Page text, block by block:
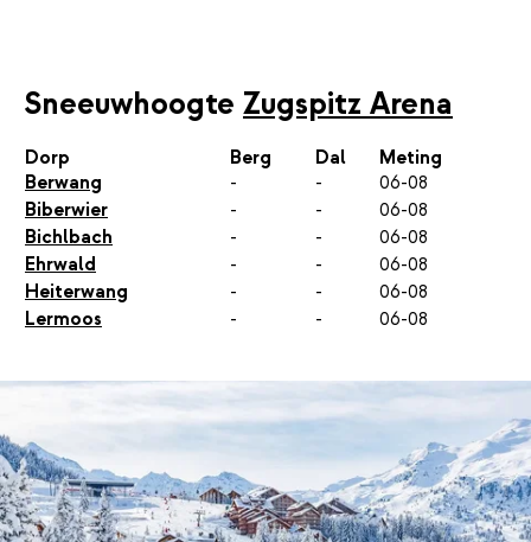
Sneeuwhoogte Zugspitz Arena
Dorp Berg Dal
Meting
Berwang
- -
06-08
Biberwier
- -
06-08
Bichlbach
- -
06-08
Ehrwald
- -
06-08
Heiterwang
- -
06-08
Lermoos
- - 06-08